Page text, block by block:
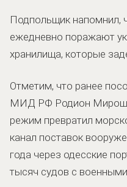
Подпольщик напомнил,
ежедневно поражают
хранилища, которые
Отметим, что ранее
МИД РФ Родион
режим превратил
канал поставок
года через одесские
тысяч судов с военными